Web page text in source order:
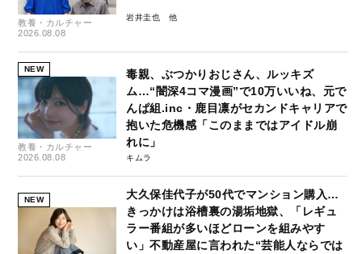
教養・カルチャー
2026.08.08
岩井圭也
NEW
教養・カルチャー
2026.08.08
毒親、ぶつかりおじさん、ルッキズ
ム…“闇深4コマ漫画”で10万いいね、元で
んぱ組.inc・鹿目凛がセカンドキャリアで
抱いた危機感「このままではアイドル崩
れに」
キムラ
NEW
大久保佳代子が50代でマンション購入…
きっかけは浴槽裏の湯垢地獄、「レギュ
ラー番組が多いほどローンを組みやす
い」不動産屋に言われた“芸能人ならでは